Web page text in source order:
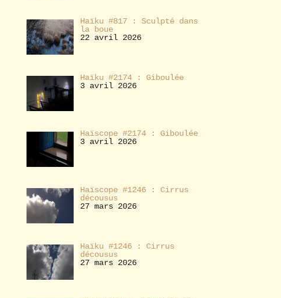
Haïku #817 : Sculpté dans
la boue
22 avril 2026
Haïku #2174 : Giboulée
3 avril 2026
Haïscope #2174 : Giboulée
3 avril 2026
Haïscope #1246 : Cirrus
décousus
27 mars 2026
Haïku #1246 : Cirrus
décousus
27 mars 2026